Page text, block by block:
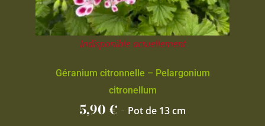
Indisponible actuellement
Géranium citronnelle – Pelargonium
citronellum
5,90€ - Pot de 13 cm